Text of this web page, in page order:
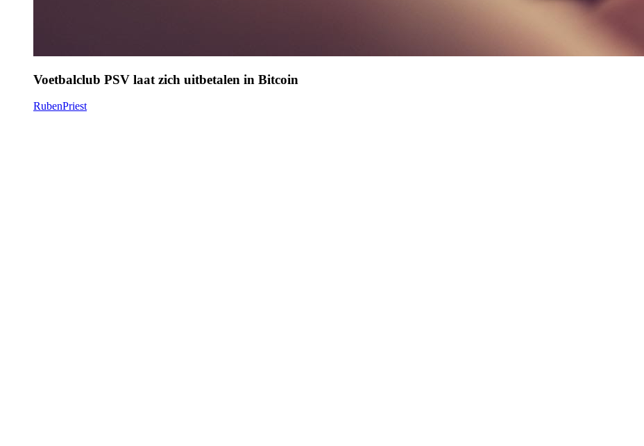
Voetbalclub PSV laat zich uitbetalen in Bitcoin
RubenPriest